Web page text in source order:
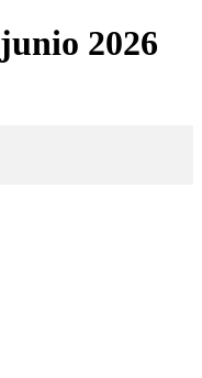
junio 2026